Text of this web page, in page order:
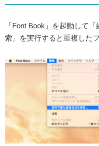
「Font Book」を起動して
索」を実行すると重複した